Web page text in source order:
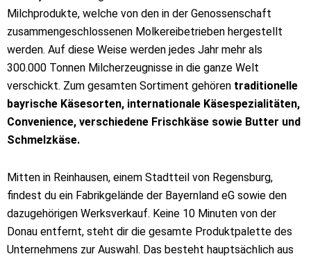
Milchprodukte, welche von den in der Genossenschaft
zusammengeschlossenen Molkereibetrieben hergestellt
werden. Auf diese Weise werden jedes Jahr mehr als
300.000 Tonnen Milcherzeugnisse in die ganze Welt
verschickt. Zum gesamten Sortiment gehören traditionelle
bayrische Käsesorten, internationale Käsespezialitäten,
Convenience, verschiedene Frischkäse sowie Butter und
Schmelzkäse.
Mitten in Reinhausen, einem Stadtteil von Regensburg,
findest du ein Fabrikgelände der Bayernland eG sowie den
dazugehörigen Werksverkauf. Keine 10 Minuten von der
Donau entfernt, steht dir die gesamte Produktpalette des
Unternehmens zur Auswahl. Das besteht hauptsächlich aus